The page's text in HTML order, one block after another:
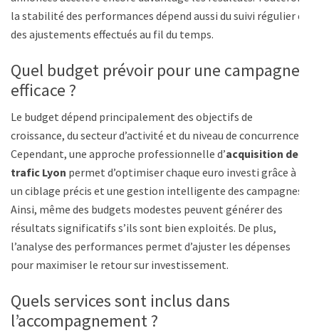
la stabilité des performances dépend aussi du suivi régulier et
des ajustements effectués au fil du temps.
Quel budget prévoir pour une campagne
efficace ?
Le budget dépend principalement des objectifs de
croissance, du secteur d’activité et du niveau de concurrence.
Cependant, une approche professionnelle d’acquisition de
trafic Lyon permet d’optimiser chaque euro investi grâce à
un ciblage précis et une gestion intelligente des campagnes.
Ainsi, même des budgets modestes peuvent générer des
résultats significatifs s’ils sont bien exploités. De plus,
l’analyse des performances permet d’ajuster les dépenses
pour maximiser le retour sur investissement.
Quels services sont inclus dans
l’accompagnement ?